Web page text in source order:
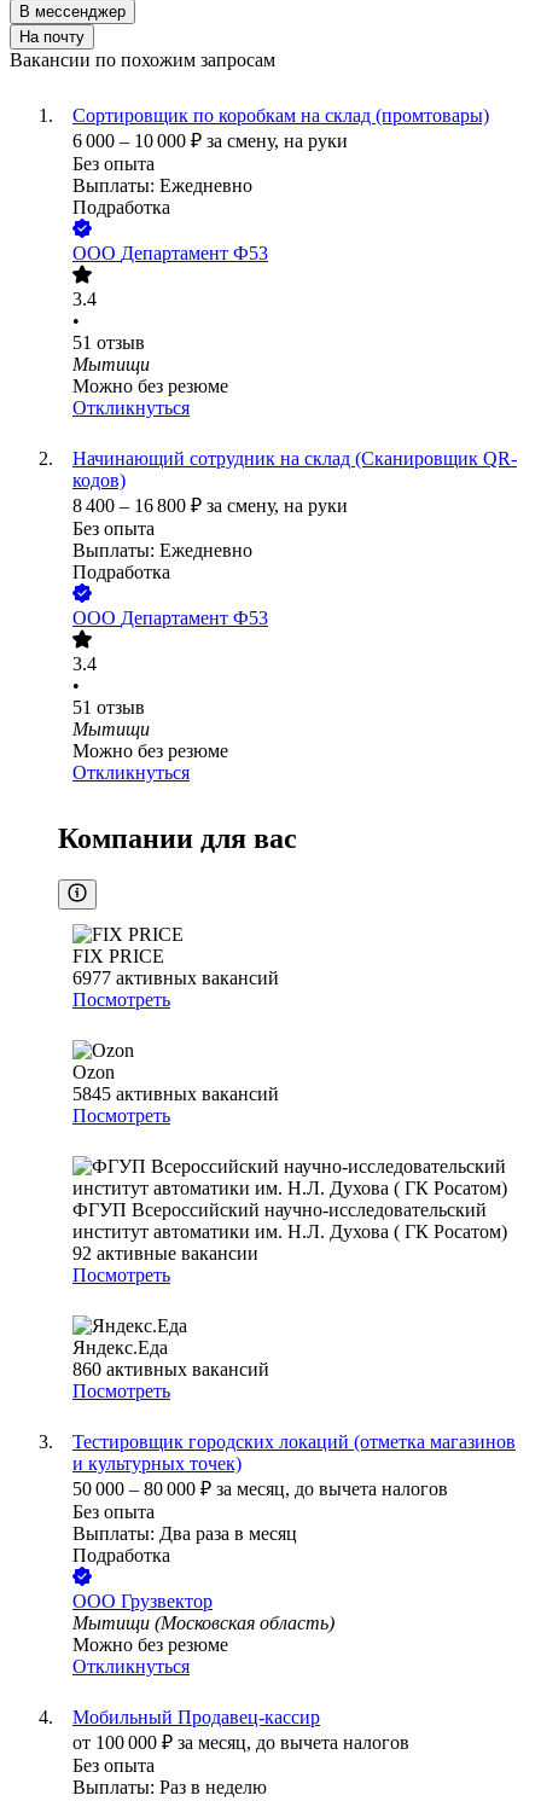
В мессенджер
На почту
Вакансии по похожим запросам
Сортировщик по коробкам на склад (промтовары)
6 000 – 10 000 ₽ за смену, на руки
Без опыта
Выплаты: Ежедневно
Подработка
ООО Департамент Ф53
3.4
•
51 отзыв
Мытищи
Можно без резюме
Откликнуться
Начинающий сотрудник на склад (Сканировщик QR-
кодов)
8 400 – 16 800 ₽ за смену, на руки
Без опыта
Выплаты: Ежедневно
Подработка
ООО Департамент Ф53
3.4
•
51 отзыв
Мытищи
Можно без резюме
Откликнуться
Компании для вас
FIX PRICE
6977 активных вакансий
Посмотреть
Ozon
5845 активных вакансий
Посмотреть
ФГУП Всероссийский научно-исследовательский
институт автоматики им. Н.Л. Духова ( ГК Росатом)
92 активные вакансии
Посмотреть
Яндекс.Еда
860 активных вакансий
Посмотреть
Тестировщик городских локаций (отметка магазинов
и культурных точек)
50 000 – 80 000 ₽ за месяц, до вычета налогов
Без опыта
Выплаты: Два раза в месяц
Подработка
ООО Грузвектор
Мытищи (Московская область)
Можно без резюме
Откликнуться
Мобильный Продавец-кассир
от 100 000 ₽ за месяц, до вычета налогов
Без опыта
Выплаты: Раз в неделю